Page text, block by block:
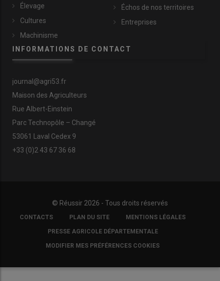
Élevage
Cultures
Machinisme
Échos de nos territoires
Entreprises
INFORMATIONS DE CONTACT
journal@agri53.fr
Maison des Agriculteurs
Rue Albert-Einstein
Parc Technopôle – Changé
53061 Laval Cedex 9
+33 (0)2 43 67 36 68
© Réussir 2026 - Tous droits réservés
FOOTER
COPYRIGHT
CONTACTS PLAN DU SITE MENTIONS LÉGALES
PRESSE AGRICOLE DÉPARTEMENTALE
MODIFIER MES PRÉFÉRENCES COOKIES